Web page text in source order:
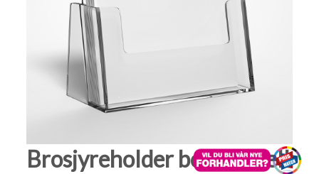
Brosjyreholder bordmodell